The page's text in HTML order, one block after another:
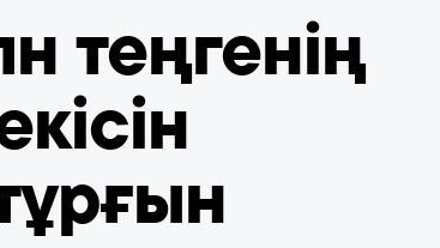
теңгенің